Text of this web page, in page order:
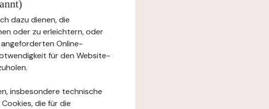
dazu dienen, die
oder zu erleichtern, oder
Online-
für den Website-
insbesondere technische
die für die